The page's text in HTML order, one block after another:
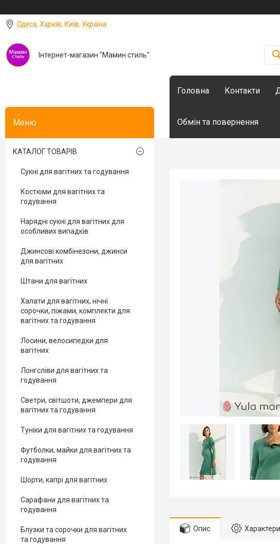
Одеса, Харків, Київ, Україна
Інтернет-магазин "Мамин стиль"
Головна Контакти
Обмін та повернення
Опис
КАТАЛОГ ТОВАРІВ
Сукні для вагітних та годування
Костюми для вагітних та
годування
Нарядні сукні для вагітних для
особливих випадків
Джинсові комбінезони, джинси
для вагітних
Штани для вагітних
Халати для вагітних, нічні
сорочки, піжами, комплекти для
вагітних та годування
Лосини, велосипедки для
вагітних
Лонгсліви для вагітних та
годування
Светри, світшоти, джемпери для
вагітних та годування
Туніки для вагітних та годування
Футболки, майки для вагітних та
годування
Шорти, капрі для вагітних
Сарафани для вагітних та
годування
Блузки та сорочки для вагітних
та годування